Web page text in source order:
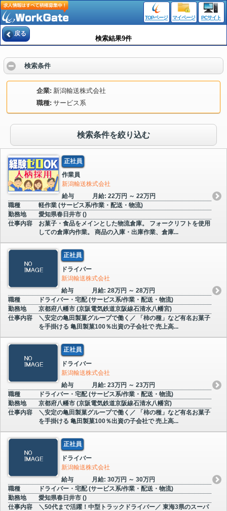
TOPページ マイページ PCサイト
戻る
検索結果9件
検索条件
企業 新潟輸送株式会社
職種 サービス系
検索条件を絞り込む
正社員
作業員
新潟輸送株式会社
給与
月給: 22万円 ～ 22万円
職種
軽作業 (サービス系/作業・配送・物流)
勤務地
愛知県春日井市 ()
仕事内容
お菓子・食品をメインとした物流倉庫。 フォークリフトを使用
しての倉庫内作業。 商品の入庫・出庫作業、倉庫...
正社員
ドライバー
新潟輸送株式会社
給与
月給: 28万円 ～ 28万円
職種
ドライバー・宅配 (サービス系/作業・配送・物流)
勤務地
京都府八幡市 (京阪電気鉄道京阪線石清水八幡宮)
仕事内容
＼安定の亀田製菓グループで働く／ 「柿の種」など有名お菓子
を手掛ける 亀田製菓100％出資の子会社で 売上高...
正社員
ドライバー
新潟輸送株式会社
給与
月給: 23万円 ～ 23万円
職種
ドライバー・宅配 (サービス系/作業・配送・物流)
勤務地
京都府八幡市 (京阪電気鉄道京阪線石清水八幡宮)
仕事内容
＼安定の亀田製菓グループで働く／ 「柿の種」など有名お菓子
を手掛ける 亀田製菓100％出資の子会社で 売上高...
正社員
ドライバー
新潟輸送株式会社
給与
月給: 30万円 ～ 30万円
職種
ドライバー・宅配 (サービス系/作業・配送・物流)
勤務地
愛知県春日井市 ()
仕事内容
＼50代まで活躍！中型トラックドライバー／ 東海3県のスーパ